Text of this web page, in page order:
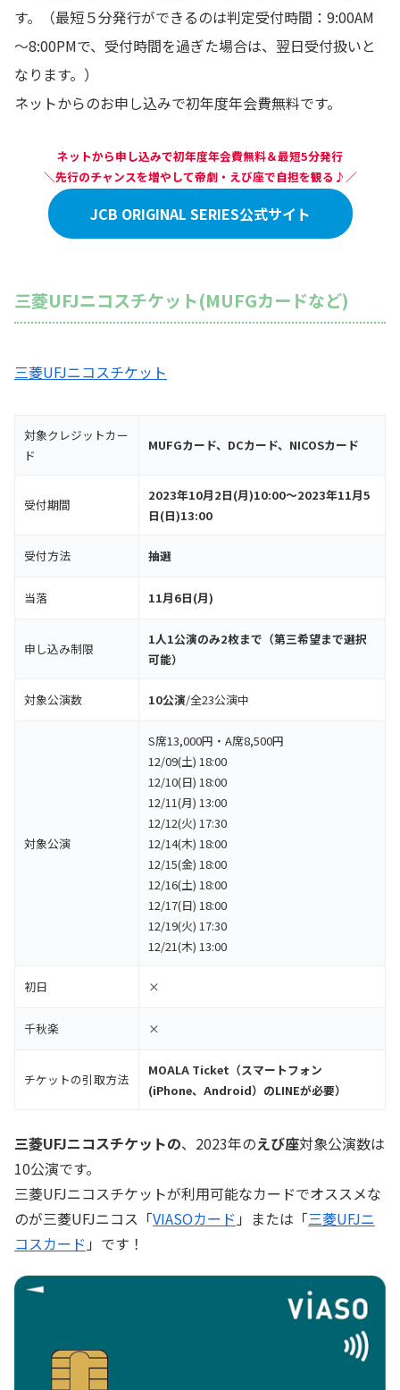
す。（最短５分発行ができるのは判定受付時間：9:00AM
～8:00PMで、受付時間を過ぎた場合は、翌日受付扱いと
なります。）
ネットからのお申し込みで初年度年会費無料です。
ネットから申し込みで初年度年会費無料＆最短5分発行
＼先行のチャンスを増やして帝劇・えび座で自担を観る♪／
JCB ORIGINAL SERIES公式サイト
三菱UFJニコスチケット(MUFGカードなど)
三菱UFJニコスチケット
対象クレジットカー
ド
MUFGカード、DCカード、NICOSカード
受付期間
2023年10月2日(月)10:00～2023年11月5
日(日)13:00
受付方法 抽選
当落 11月6日(月)
申し込み制限
1人1公演のみ2枚まで（第三希望まで選択
可能）
対象公演数 10公演/全23公演中
対象公演
S席13,000円・A席8,500円
12/09(土) 18:00
12/10(日) 18:00
12/11(月) 13:00
12/12(火) 17:30
12/14(木) 18:00
12/15(金) 18:00
12/16(土) 18:00
12/17(日) 18:00
12/19(火) 17:30
12/21(木) 13:00
初日 ×
千秋楽 ×
チケットの引取方法
MOALA Ticket（スマートフォン
(iPhone、Android）のLINEが必要）
三菱UFJニコスチケットの、2023年のえび座対象公演数は
10公演です。
三菱UFJニコスチケットが利用可能なカードでオススメな
のが三菱UFJニコス「VIASOカード 」または「三菱UFJニ
コスカード 」です！